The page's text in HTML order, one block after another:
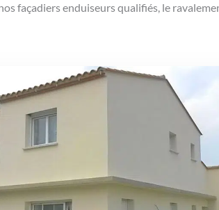
façadiers enduiseurs qualifiés, le